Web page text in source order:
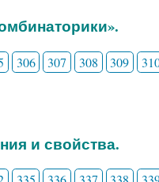
306 307 308 309
и свойства.